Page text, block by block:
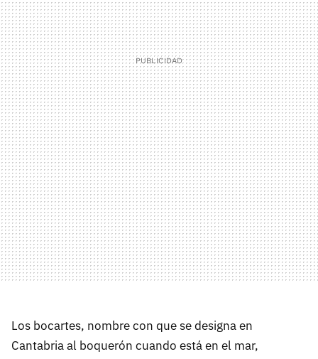
Los bocartes, nombre con que se designa en
Cantabria al boquerón cuando está en el mar,